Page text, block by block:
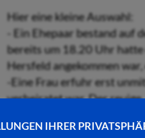
IHRER
Hier eine kleine Auswahl:
- Ein Ehepaar bestand
bereits um 18.20 Uhr
Hersfeld angekommen
-Eine Frau erfuhr erst
verheiratet war. Der reuige
abgebrochene Zeremonie
geführt worden war“,